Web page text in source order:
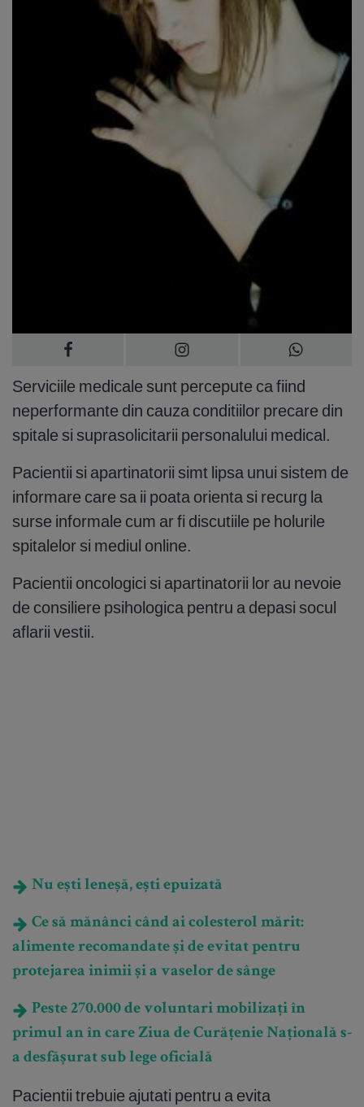
Serviciile medicale sunt percepute ca fiind
neperformante din cauza conditiilor precare din
spitale si suprasolicitarii personalului medical.
Pacientii si apartinatorii simt lipsa unui sistem de
informare care sa ii poata orienta si recurg la
surse informale cum ar fi discutiile pe holurile
spitalelor si mediul online.
Pacientii oncologici si apartinatorii lor au nevoie
de consiliere psihologica pentru a depasi socul
aflarii vestii.
Nu ești leneșă, ești epuizată
Ce să mănânci când ai colesterol mărit:
alimente recomandate și de evitat pentru
protejarea inimii și a vaselor de sânge
Peste 270.000 de voluntari mobilizați în
primul an în care Ziua de Curățenie Națională s-
a desfășurat sub lege oficială
Pacientii trebuie ajutati pentru a evita